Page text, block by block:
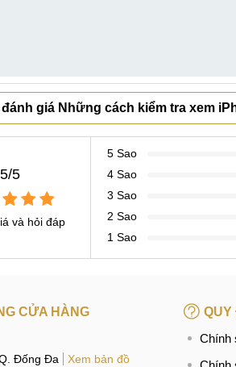
đánh giá Những cách kiểm tra xem
5/5
và hỏi đáp
5 Sao
4 Sao
3 Sao
2 Sao
1 Sao
CỬA HÀNG
Đống Đa Xem bản đồ
QUY
Chính